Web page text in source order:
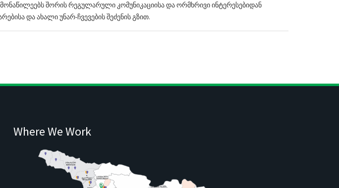
შორის რეგულარული კომუნიკაციისა და ორმხრივი ინტერესებიდან
და ახალი უნარ-ჩვევების შეძენის გზით.
Where We Work